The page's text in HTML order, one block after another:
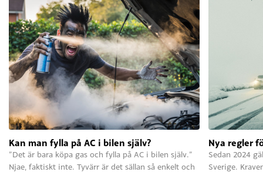
Kan man fylla på AC i bilen själv?
”Det är bara köpa gas och fylla på AC i bilen själv.”
Njae, faktiskt inte. Tyvärr är det sällan så enkelt och
Nya regler
Sedan 2024
Sverige.